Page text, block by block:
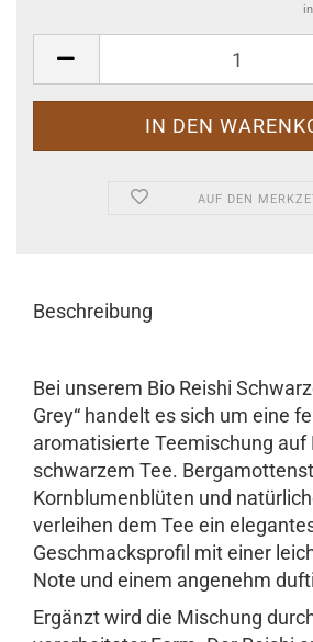
AUF DEN
Beschreibung
Bei unserem Bio Reishi
Grey“ handelt es sich um eine
aromatisierte Teemischung auf
schwarzem Tee.
Kornblumenblüten und
verleihen dem Tee ein
Geschmacksprofil mit einer
Note und einem angenehm
Ergänzt wird die Mischung